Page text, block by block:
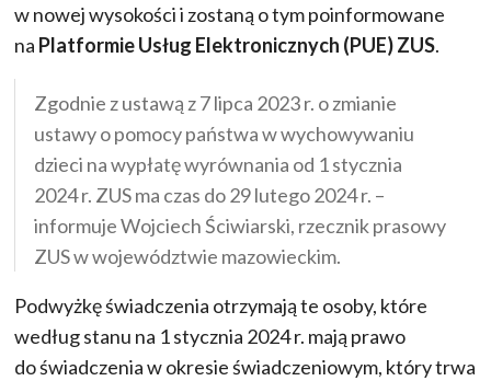
w nowej wysokości i zostaną o tym poinformowane
na Platformie Usług Elektronicznych (PUE) ZUS.
Zgodnie z ustawą z 7 lipca 2023 r. o zmianie
ustawy o pomocy państwa w wychowywaniu
dzieci na wypłatę wyrównania od 1 stycznia
2024 r. ZUS ma czas do 29 lutego 2024 r. –
informuje Wojciech Ściwiarski, rzecznik prasowy
ZUS w województwie mazowieckim.
Podwyżkę świadczenia otrzymają te osoby, które
według stanu na 1 stycznia 2024 r. mają prawo
do świadczenia w okresie świadczeniowym, który trwa